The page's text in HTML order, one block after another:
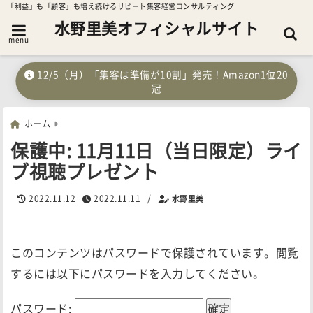
「利益」も「顧客」も増え続けるリピート集客経営コンサルティング
menu
水野里美オフィシャルサイト
12/5（月）「集客は準備が10割」発売！Amazon1位20
冠
ホーム
保護中: 11月11日（当日限定）ライ
ブ視聴プレゼント
2022.11.12 2022.11.11 / 水野里美
このコンテンツはパスワードで保護されています。閲覧
するには以下にパスワードを入力してください。
パスワード: